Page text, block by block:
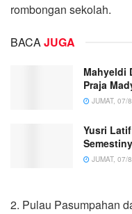
rombongan sekolah.
BACA JUGA
Mahyeldi
Praja
JUMAT, 07/
Yusri
JUMAT, 07/
2. Pulau Pasumpahan